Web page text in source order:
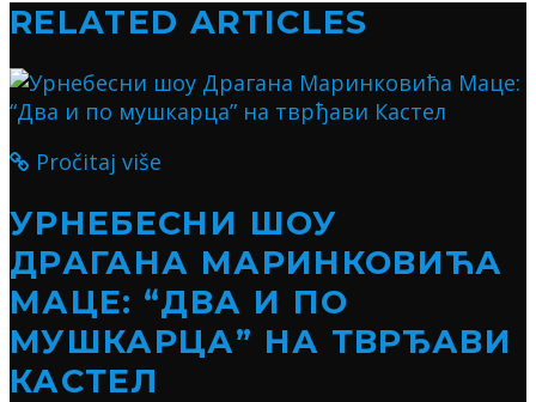
RELATED ARTICLES
Pročitaj više
УРНЕБЕСНИ ШОУ
ДРАГАНА МАРИНКОВИЋА
МАЦЕ: “ДВА И ПО
МУШКАРЦА” НА ТВРЂАВИ
КАСТЕЛ